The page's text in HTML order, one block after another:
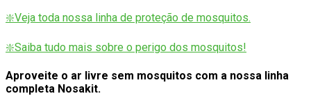
❇️Veja toda nossa linha de proteção de mosquitos.
❇️Saiba tudo mais sobre o perigo dos mosquitos!
Aproveite o ar livre sem mosquitos com a nossa linha
completa Nosakit.